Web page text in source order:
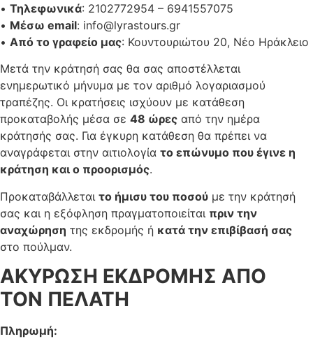
• Τηλεφωνικά: 2102772954 – 6941557075
• Μέσω email: info@lyrastours.gr
• Από το γραφείο μας: Κουντουριώτου 20, Νέο Ηράκλειο
Μετά την κράτησή σας θα σας αποστέλλεται
ενημερωτικό μήνυμα με τον αριθμό λογαριασμού
τραπέζης. Οι κρατήσεις ισχύουν με κατάθεση
προκαταβολής μέσα σε 48 ώρες από την ημέρα
κράτησής σας. Για έγκυρη κατάθεση θα πρέπει να
αναγράφεται στην αιτιολογία το επώνυμο που έγινε η
κράτηση και ο προορισμός.
Προκαταβάλλεται το ήμισυ του ποσού με την κράτησή
σας και η εξόφληση πραγματοποιείται πριν την
αναχώρηση της εκδρομής ή κατά την επιβίβασή σας
στο πούλμαν.
ΑΚΥΡΩΣΗ ΕΚΔΡΟΜΗΣ ΑΠΟ
ΤΟΝ ΠΕΛΑΤΗ
Πληρωμή: